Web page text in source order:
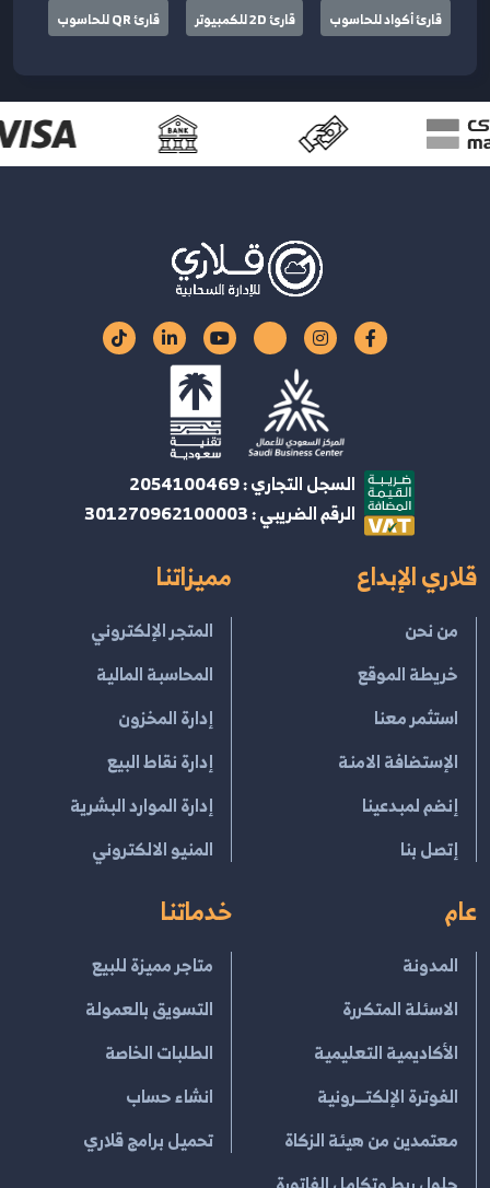
قارئ أكواد للحاسوب
قارئ 2D للكمبيوتر قارئ QR للحاسوب
السجل التجاري : 2054100469
الرقم الضريبي : 301270962100003
قلاري الإبداع
من نحن
خريطة الموقع
استثمر معنا
الإستضافة الامنة
إنضم لمبدعينا
إتصل بنا
مميزاتنا
المتجر الإلكتروني
المحاسبة المالية
إدارة المخزون
إدارة نقاط البيع
إدارة الموارد البشرية
المنيو الالكتروني
عام
المدونة
الاسئلة المتكررة
الأكاديمية التعليمية
الفوترة الإلكتــرونية
معتمدين من هيئة الزكاة
خدماتنا
متاجر مميزة للبيع
التسويق بالعمولة
الطلبات الخاصة
انشاء حساب
تحميل برامج قلاري